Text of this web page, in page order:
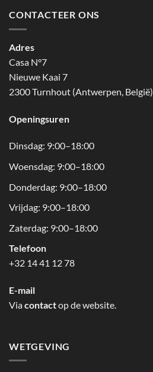
CONTACTEER ONS
Adres
Casa N°7
Nieuwe Kaai 7
2300 Turnhout (Antwerpen, België)
Openingsuren
Dinsdag: 9:00–18:00
Woensdag: 9:00–18:00
Donderdag: 9:00–18:00
Vrijdag: 9:00–18:00
Zaterdag: 9:00–18:00
Telefoon
+32 14 41 12 78
E-mail
Viacontactop de website.
WETGEVING